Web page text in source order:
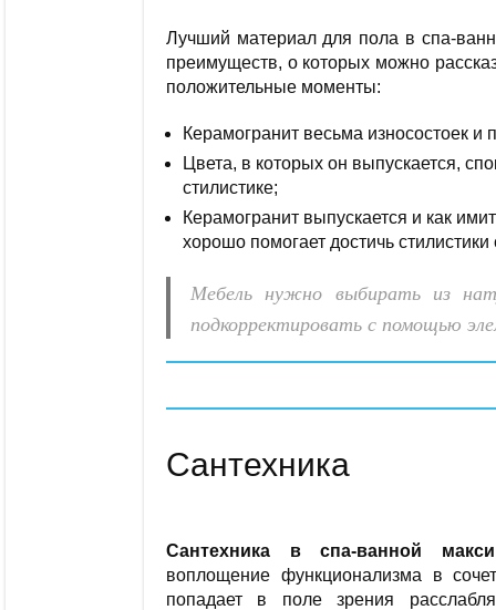
Лучший материал для пола в спа-
преимуществ, о которых можно
положительные моменты:
Керамогранит весьма износостоек и
Цвета, в которых он выпускается,
стилистике;
Керамогранит выпускается и как
хорошо помогает достичь стилистики
Мебель нужно выбирать из
подкорректировать с помощью
Сантехника
Сантехника в спа-ванной
воплощение функционализма в
попадает в поле зрения